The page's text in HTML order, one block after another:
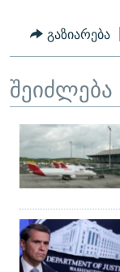
გაზიარება